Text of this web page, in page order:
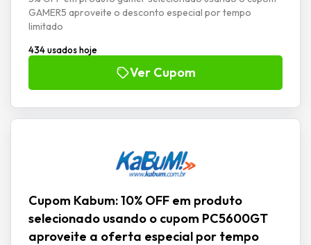
GAMER5 aproveite o desconto especial por tempo
limitado
434 usados hoje
Ver Cupom
Cupom Kabum: 10% OFF em produto
selecionado usando o cupom PC5600GT
aproveite a oferta especial por tempo